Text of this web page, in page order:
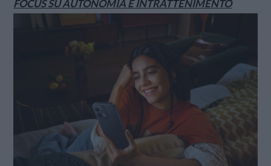
FOCUS SU AUTONOMIA E INTRATTENIMENTO